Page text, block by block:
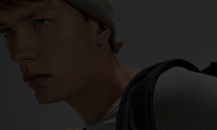
0°
-10°
-15°
-10°
-15°